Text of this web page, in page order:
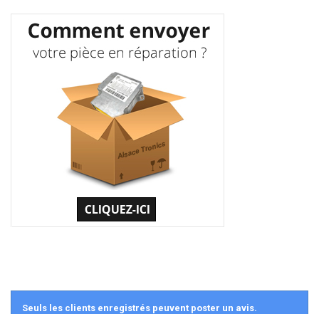
Seuls les clients enregistrés peuvent poster un avis.